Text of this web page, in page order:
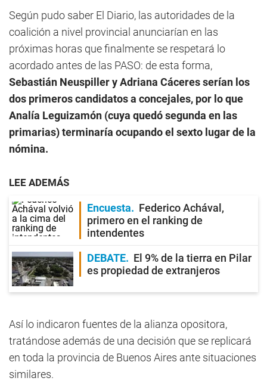
Según pudo saber El Diario, las autoridades de la
coalición a nivel provincial anunciarían en las
próximas horas que finalmente se respetará lo
acordado antes de las PASO: de esta forma,
Sebastián Neuspiller y Adriana Cáceres serían los
dos primeros candidatos a concejales, por lo que
Analía Leguizamón (cuya quedó segunda en las
primarias) terminaría ocupando el sexto lugar de la
nómina.
LEE ADEMÁS
Encuesta
Federico Achával,
primero en el ranking de
intendentes
DEBATE
El 9% de la tierra en Pilar
es propiedad de extranjeros
Así lo indicaron fuentes de la alianza opositora,
tratándose además de una decisión que se replicará
en toda la provincia de Buenos Aires ante situaciones
similares.